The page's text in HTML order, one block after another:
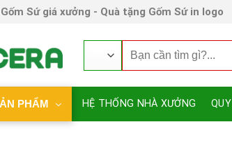
Sứ giá xưởng - Quà tặng Gốm Sứ in logo
kiếm:
PHẨM HỆ THỐNG NHÀ XƯỞNG